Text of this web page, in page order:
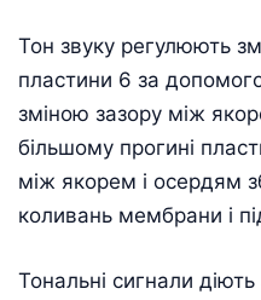
Тон звуку регулюють
пластини 6 за
зміною зазору між
більшому прогині
між якорем і осердям
коливань мембрани і
Тональні сигнали